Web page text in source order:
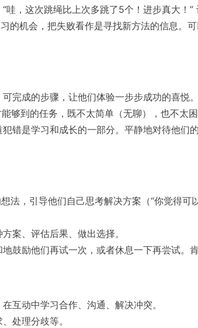
哇，这次跳绳比上次多跳了5个！进步真大！”
的机会，把失败看作是寻找新方法的信息。
完成的步骤，让他们体验一步步成功的喜悦。
够到的任务，既不太简单（无聊），也不太
错是学习和成长的一部分。平静地对待他们
法，引导他们自己思考解决方案（“你觉得可
案、评估后果、做出选择。
鼓励他们再试一次，或者休息一下再尝试。
互动中学习合作、沟通、解决冲突。
处理分歧等。